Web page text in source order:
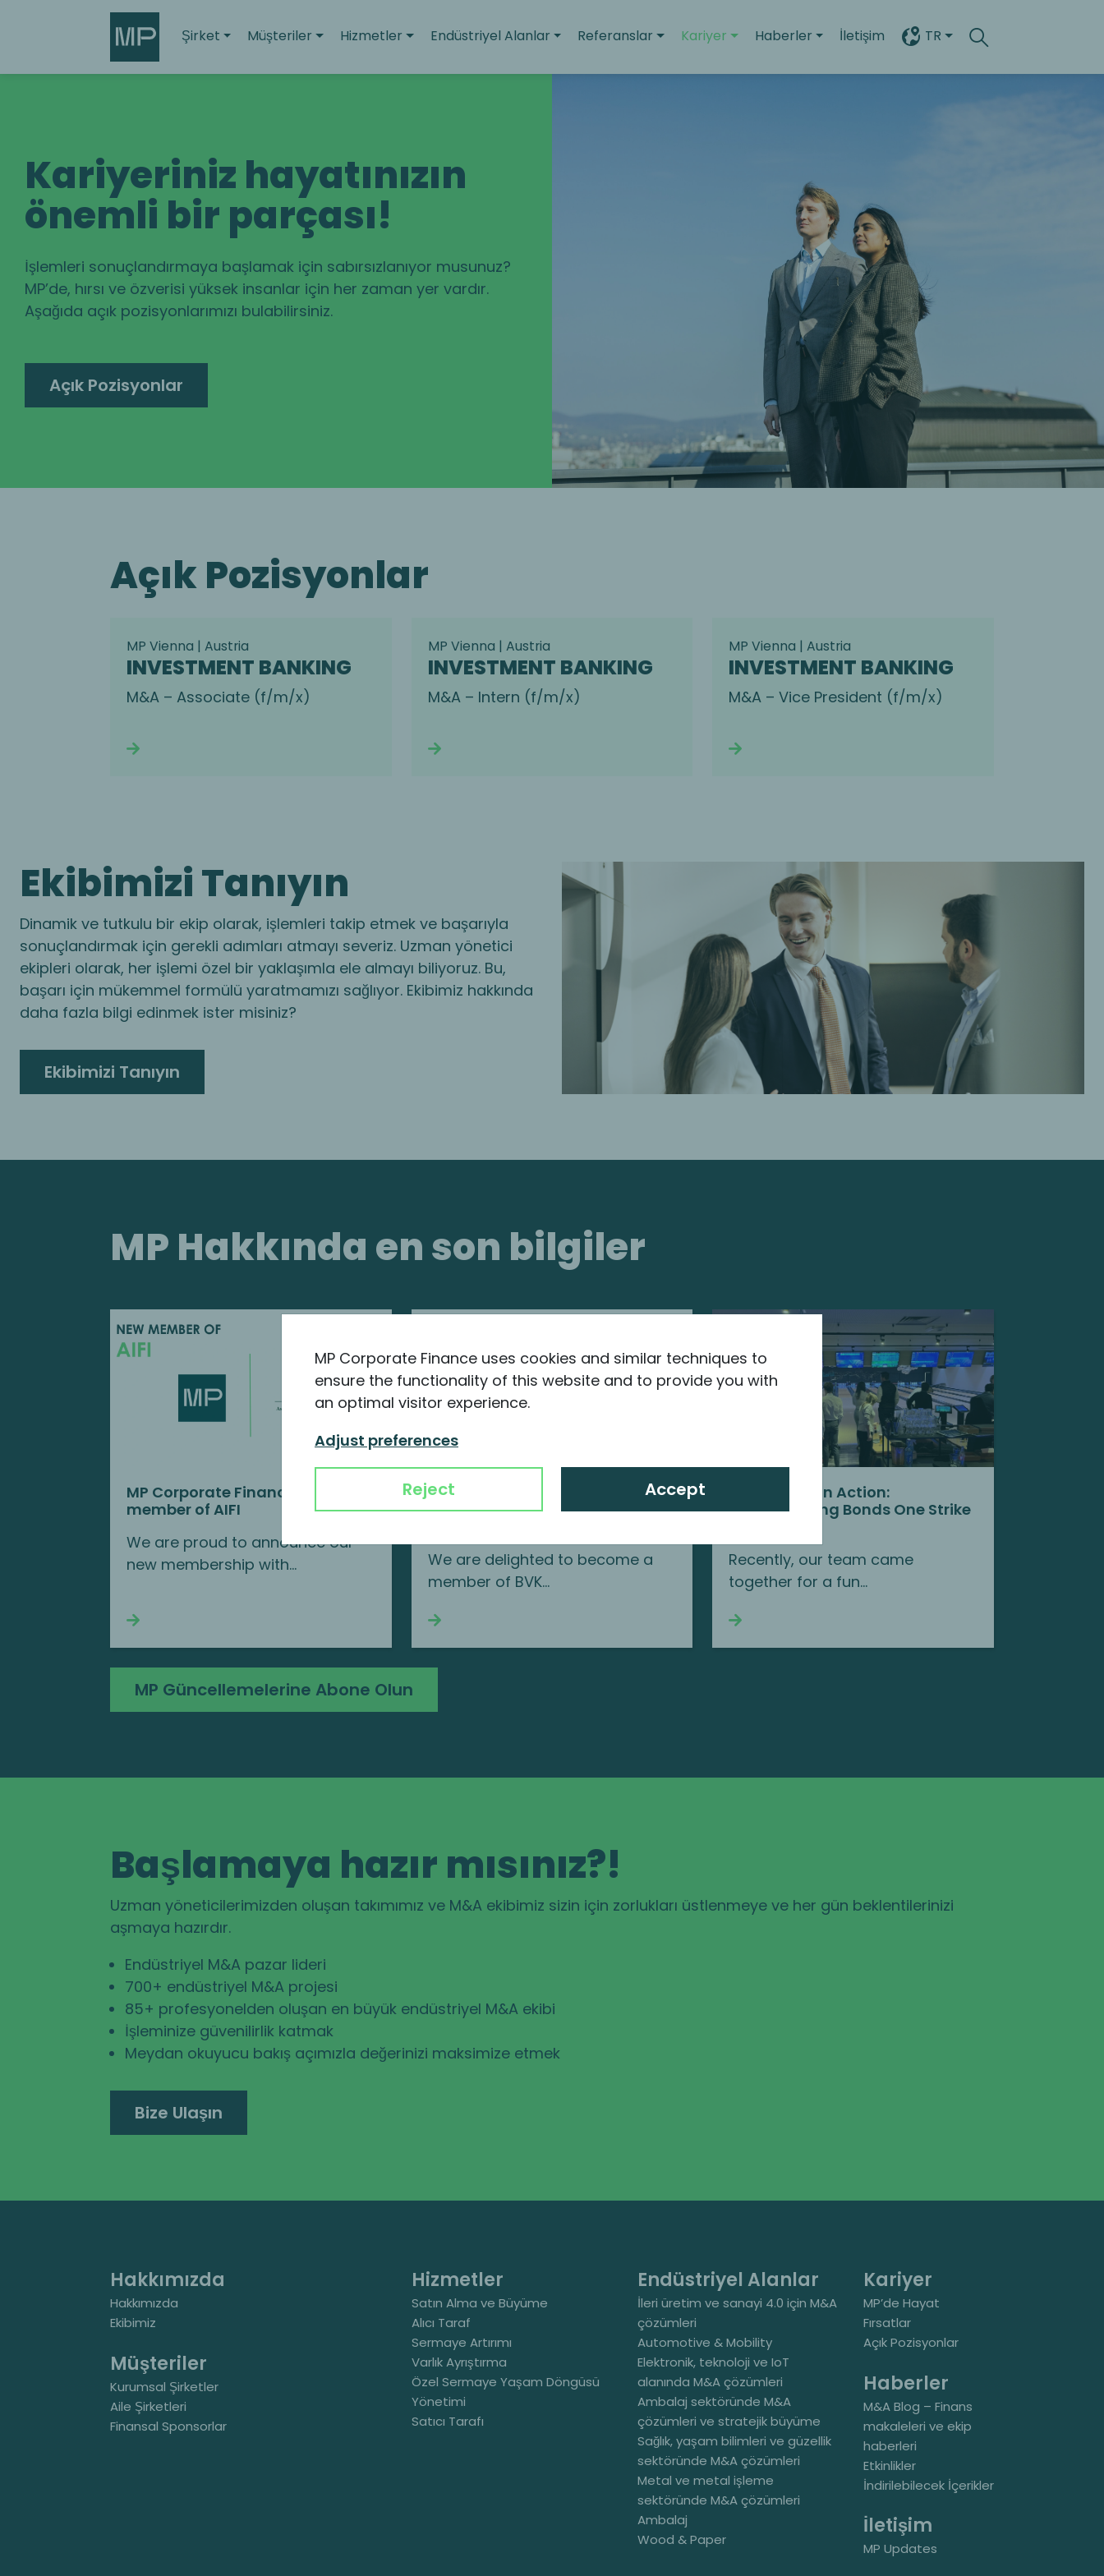
MP Corporate Finance uses cookies and similar techniques to
ensure the functionality of this website and to provide you with
an optimal visitor experience.
Adjust preferences
Reject Accept
Şirket Müşteriler Hizmetler Endüstriyel Alanlar Referanslar Kariyer Haberler İletişim TR
Search Search
Kariyeriniz hayatınızın
önemli bir parçası!
İşlemleri sonuçlandırmaya başlamak için sabırsızlanıyor musunuz?
MP’de, hırsı ve özverisi yüksek insanlar için her zaman yer vardır.
Aşağıda açık pozisyonlarımızı bulabilirsiniz.
Açık Pozisyonlar
Açık Pozisyonlar
MP Vienna | Austria
INVESTMENT BANKING
M&A – Associate (f/m/x)
MP Vienna | Austria
INVESTMENT BANKING
M&A – Intern (f/m/x)
MP Vienna | Austria
INVESTMENT BANKING
M&A – Vice President (f/m/x)
Ekibimizi Tanıyın
Dinamik ve tutkulu bir ekip olarak, işlemleri takip etmek ve başarıyla
sonuçlandırmak için gerekli adımları atmayı severiz. Uzman yönetici
ekipleri olarak, her işlemi özel bir yaklaşımla ele almayı biliyoruz. Bu,
başarı için mükemmel formülü yaratmamızı sağlıyor. Ekibimiz hakkında
daha fazla bilgi edinmek ister misiniz?
Ekibimizi Tanıyın
MP Hakkında en son bilgiler
MP Corporate Finance is a new
member of AIFI
We are proud to announce our
new membership with…
MP Corporate Finance joins BVK
Bundesverband
We are delighted to become a
member of BVK…
Team Spirit in Action:
Strengthening Bonds One Strike
Recently, our team came
together for a fun…
MP Güncellemelerine Abone Olun
Başlamaya hazır mısınız?!
Uzman yöneticilerimizden oluşan takımımız ve M&A ekibimiz sizin için zorlukları üstlenmeye ve her gün beklentilerinizi
aşmaya hazırdır.
Endüstriyel M&A pazar lideri
700+ endüstriyel M&A projesi
85+ profesyonelden oluşan en büyük endüstriyel M&A ekibi
İşleminize güvenilirlik katmak
Meydan okuyucu bakış açımızla değerinizi maksimize etmek
Bize Ulaşın
Hakkımızda
Hakkımızda
Ekibimiz
Müşteriler
Kurumsal Şirketler
Aile Şirketleri
Finansal Sponsorlar
Hizmetler
Satın Alma ve Büyüme
Alıcı Taraf
Sermaye Artırımı
Varlık Ayrıştırma
Özel Sermaye Yaşam Döngüsü
Yönetimi
Satıcı Tarafı
Endüstriyel Alanlar
İleri üretim ve sanayi 4.0 için M&A
çözümleri
Automotive & Mobility
Elektronik, teknoloji ve IoT
alanında M&A çözümleri
Ambalaj sektöründe M&A
çözümleri ve stratejik büyüme
Sağlık, yaşam bilimleri ve güzellik
sektöründe M&A çözümleri
Metal ve metal işleme
sektöründe M&A çözümleri
Ambalaj
Wood & Paper
Kariyer
MP’de Hayat
Fırsatlar
Açık Pozisyonlar
Haberler
M&A Blog – Finans
makaleleri ve ekip
haberleri
Etkinlikler
İndirilebilecek İçerikler
İletişim
MP Updates